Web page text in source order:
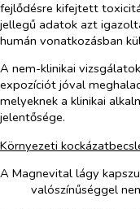
fejlődésre kifejtett
jellegű adatok azt
humán vonatkozásban
A nem-klinikai
expozíciót jóval
melyeknek a klinikai
jelentősége.
Környezeti
A Magnevital lágy
valószínűséggel